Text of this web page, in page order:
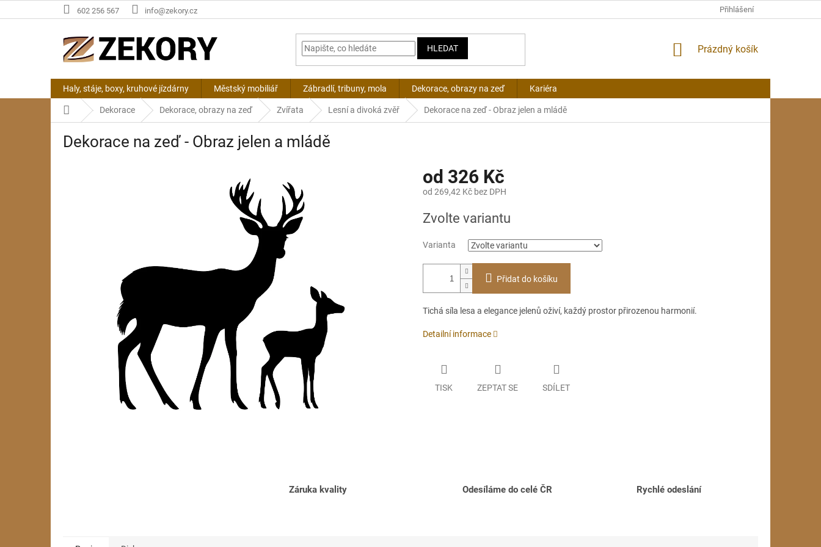
na
602 256 567 info@zekory.cz Přihlášení
HLEDAT
NÁKUPNÍ
Prázdný košík
Haly, stáje, boxy, kruhové jízdárny Městský mobiliář Zábradlí, tribuny, mola Dekorace, obrazy na zeď Kariéra
Domů Dekorace Dekorace, obrazy na zeď Zvířata Lesní a divoká zvěř Dekorace na zeď - Obraz jelen a mládě
Dekorace na zeď - Obraz jelen a mládě
od 326 Kč
od 269,42 Kč bez DPH
cena:
Zvolte variantu
Varianta
Přidat do košíku
Tichá síla lesa a elegance jelenů oživí, každý prostor přirozenou harmonií.
Detailní informace
TISK ZEPTAT SE SDÍLET
Záruka kvality Odesíláme do celé ČR Rychlé odeslání